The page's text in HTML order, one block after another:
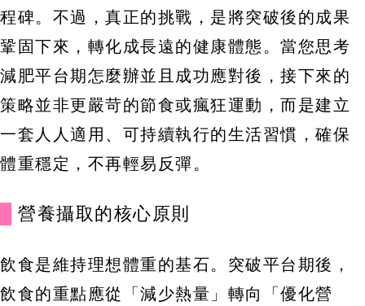
程碑。不過，真正的挑戰，是將突破後的成果
鞏固下來，轉化成長遠的健康體態。當您思考
減肥平台期怎麼辦並且成功應對後，接下來的
策略並非更嚴苛的節食或瘋狂運動，而是建立
一套人人適用、可持續執行的生活習慣，確保
體重穩定，不再輕易反彈。
營養攝取的核心原則
飲食是維持理想體重的基石。突破平台期後，
飲食的重點應從「減少熱量」轉向「優化營